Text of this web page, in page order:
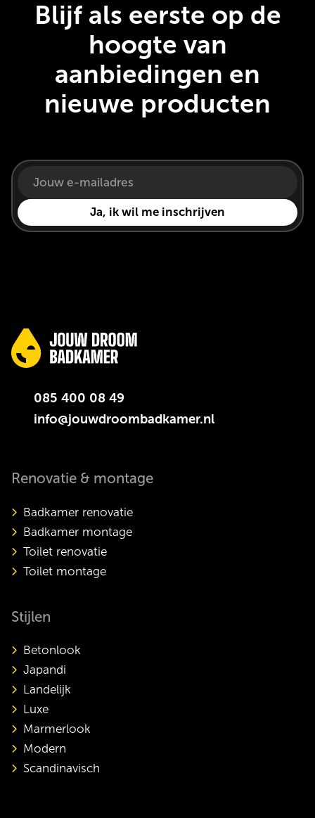
Blijf als eerste op de
hoogte van
aanbiedingen en
nieuwe producten
085 400 08 49
info@jouwdroombadkamer.nl
Renovatie & montage
Badkamer renovatie
Badkamer montage
Toilet renovatie
Toilet montage
Stijlen
Betonlook
Japandi
Landelijk
Luxe
Marmerlook
Modern
Scandinavisch